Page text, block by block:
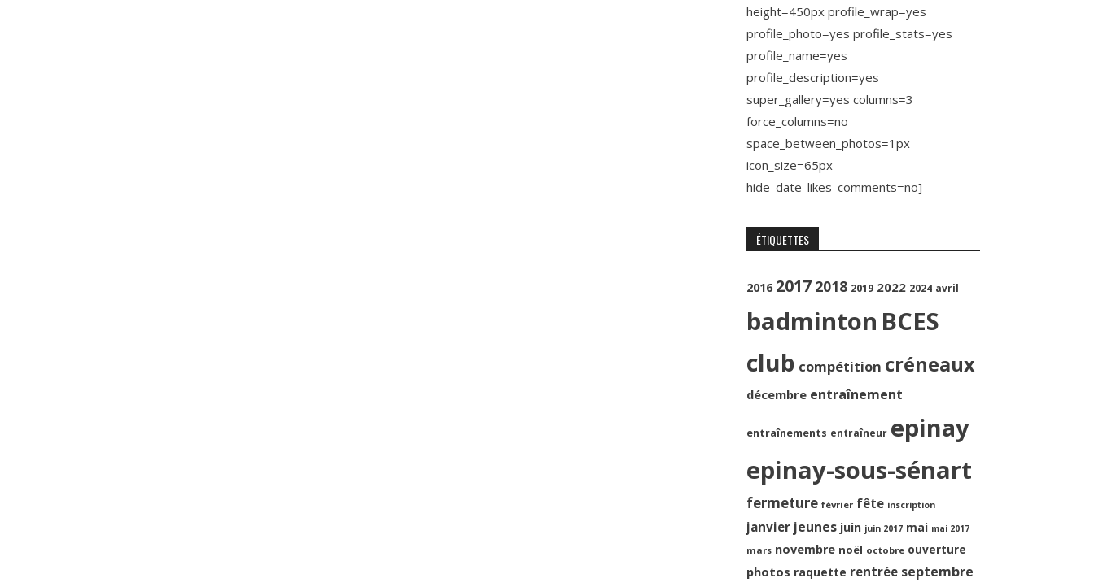
height=450px profile_wrap=yes
profile_photo=yes profile_stats=yes
profile_name=yes
profile_description=yes
super_gallery=yes columns=3
force_columns=no
space_between_photos=1px
icon_size=65px
hide_date_likes_comments=no]
ÉTIQUETTES
2016 2017 2018 2019 2022 2024 avril
badminton BCES
club compétition créneaux
décembre entraînement
entraînements entraîneur epinay
epinay-sous-sénart
fermeture février fête inscription
janvier jeunes juin juin 2017 mai mai 2017
mars novembre noël octobre ouverture
photos raquette rentrée septembre